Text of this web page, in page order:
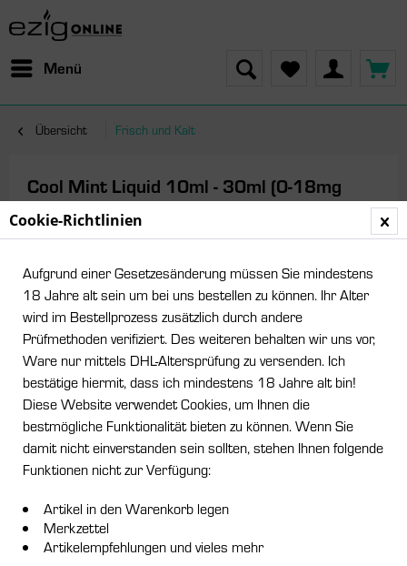
Menü
Übersicht Frisch und Kalt
Cool Mint Liquid 10ml - 30ml (0-18mg
Nikotin/ml)
ab 8,95 € *
inkl. MwSt.zzgl. Versandkosten
Größe:
Cookie-Richtlinien
Aufgrund einer Gesetzesänderung müssen Sie mindestens
18 Jahre alt sein um bei uns bestellen zu können. Ihr Alter
wird im Bestellprozess zusätzlich durch andere
Prüfmethoden verifiziert. Des weiteren behalten wir uns vor,
Ware nur mittels DHL-Altersprüfung zu versenden. Ich
bestätige hiermit, dass ich mindestens 18 Jahre alt bin!
Diese Website verwendet Cookies, um Ihnen die
bestmögliche Funktionalität bieten zu können. Wenn Sie
damit nicht einverstanden sein sollten, stehen Ihnen folgende
Funktionen nicht zur Verfügung:
Artikel in den Warenkorb legen
Merkzettel
Artikelempfehlungen und vieles mehr